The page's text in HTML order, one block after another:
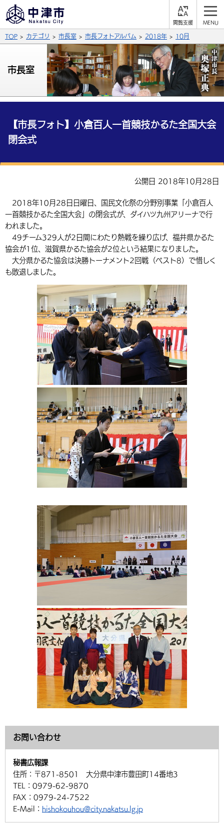
支
やさしい日本語
背景色
青
文字の大きさ
拡大 標準 縮小
言語を選択
英語（English） 中国語（簡体字）
中国語（繁体字） 韓国語（한국어）
サイト内検索
税金 住宅・インフラ
環境・衛生 生涯学習・スポーツ・人権
選挙 外国人の方向け情報
農林水産業 税金
都市整備
施設情報 子どもを預ける
手当・助成 健康・医療
相談・支援・情報 計画・施策
観光・移住
観光なび スポットを探す
遊ぶ・体験する グルメ・食べる
移住・定住
市政情報
中津市について 市役所の紹介
行政・計画
TOP カテゴリ 市長室 市長フォトアルバム 2018年 10月
市長室
【市長フォト】小倉百人一首競技かるた全国大会
閉会式
公開日 2018年10月28日
2018年10月28日日曜日、国民文化祭の分野別事業「小倉百人
一首競技かるた全国大会」の閉会式が、ダイハツ九州アリーナで行
われました。
49チーム329人が2日間にわたり熱戦を繰り広げ、福井県かるた
協会が1位、滋賀県かるた協会が2位という結果になりました。
大分県かるた協会は決勝トーナメント2回戦（ベスト8）で惜しく
も敗退しました。
お問い合わせ
秘書広報課
住所： 〒871-8501 大分県中津市豊田町14番地3
TEL： 0979-62-9870
FAX： 0979-24-7522
E-Mail： hishokouhou@city.nakatsu.lg.jp